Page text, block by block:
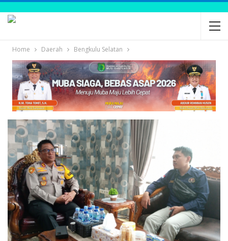
Home Daerah Bengkulu Selatan